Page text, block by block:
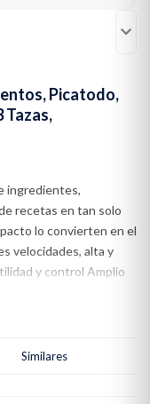
Picatodo,
Tazas,
ingredientes,
recetas en tan solo
lo convierten en el
velocidades, alta y
y control Amplio
de 125 vatios Base
Accesorios fáciles
Similares